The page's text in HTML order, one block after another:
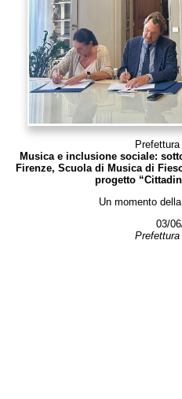
Musica e inclusione sociale:
Firenze, Scuola di Musica di
progetto
Un momento
03/